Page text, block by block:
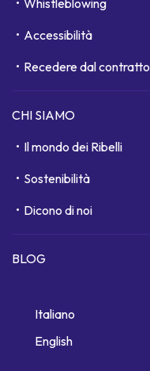
Whistleblowing
Accessibilità
Recedere dal contratto
CHI SIAMO
Il mondo dei Ribelli
Sostenibilità
Dicono di noi
BLOG
Italiano
English